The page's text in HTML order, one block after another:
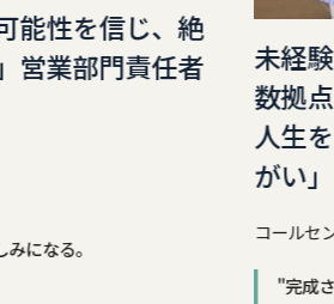
能性を信じ、絶
営業部門責任者
になる。
未経
数拠
人生
がい
コールセ
"完成